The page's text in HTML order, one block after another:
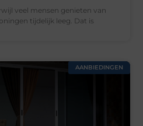
veel mensen genieten van
tijdelijk leeg. Dat is
AANBIEDINGEN